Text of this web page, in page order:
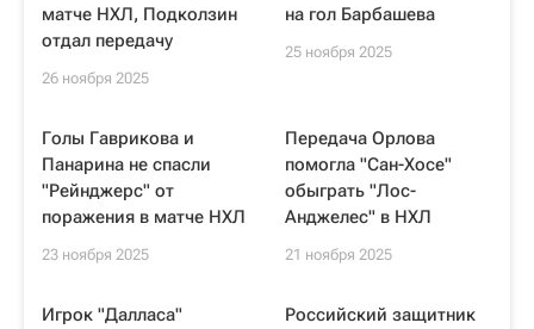
матче НХЛ, Подколзин
отдал передачу
26 ноября 2025
на гол Барбашева
25 ноября 2025
Голы Гаврикова и
Панарина не спасли
"Рейнджерс" от
поражения в матче НХЛ
23 ноября 2025
Передача Орлова
помогла "Сан-Хосе"
обыграть "Лос-
Анджелес" в НХЛ
21 ноября 2025
Игрок "Далласа"
Российский защитник